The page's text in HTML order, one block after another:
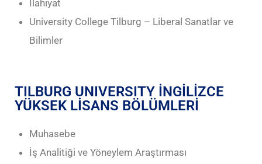
İlahiyat
University College Tilburg – Liberal Sanatlar ve
Bilimler
TILBURG UNIVERSITY İNGİLİZCE
YÜKSEK LİSANS BÖLÜMLERİ
Muhasebe
İş Analitiği ve Yöneylem Araştırması